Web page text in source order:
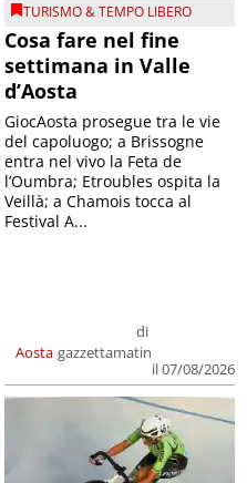
TURISMO & TEMPO LIBERO
Cosa fare nel fine
settimana in Valle
d’Aosta
Aosta
di
gazzettamatin
il 07/08/2026
GiocAosta prosegue tra le vie
del capoluogo; a Brissogne
entra nel vivo la Feta de
l’Oumbra; Etroubles ospita la
Veillà; a Chamois tocca al
Festival A...